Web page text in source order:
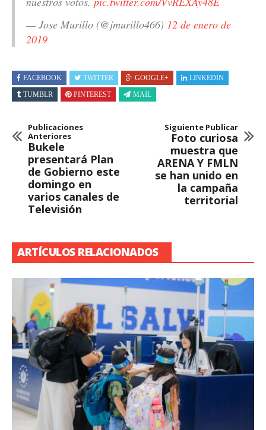
— Jose Murillo (@jmurillo466) 12 de enero de
2019
FACEBOOK TWITTER GOOGLE+
LINKEDIN
TUMBLR
PINTEREST MAIL
Publicaciones
Anteriores
Bukele
presentará Plan
de Gobierno este
domingo en
varios canales de
Televisión
Siguiente Publicar
Foto curiosa
muestra que
ARENA Y FMLN
se han unido en
la campaña
territorial
ARTÍCULOS RELACIONADOS